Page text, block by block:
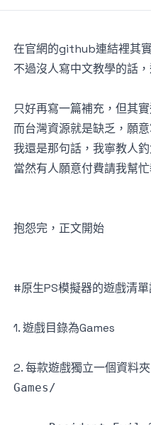
在官網的github連結裡其
不過沒人寫中文教學的話
只好再寫一篇補充，但其
而台灣資源就是缺乏，願
我還是那句話，我寧教人
當然有人願意付費請我幫
抱怨完，正文開始
#原生PS模擬器的遊戲清單
1. 遊戲目錄為Games
2. 每款遊戲獨立一個資料
Games/